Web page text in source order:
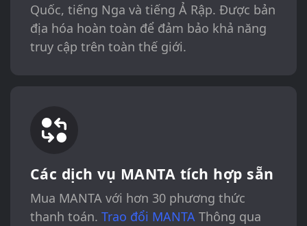
Quốc, tiếng Nga và tiếng Ả Rập. Được bản
địa hóa hoàn toàn để đảm bảo khả năng
truy cập trên toàn thế giới.
Các dịch vụ MANTA tích hợp sẵn
Mua MANTA với hơn 30 phương thức
thanh toán. Trao đổi MANTAThông qua